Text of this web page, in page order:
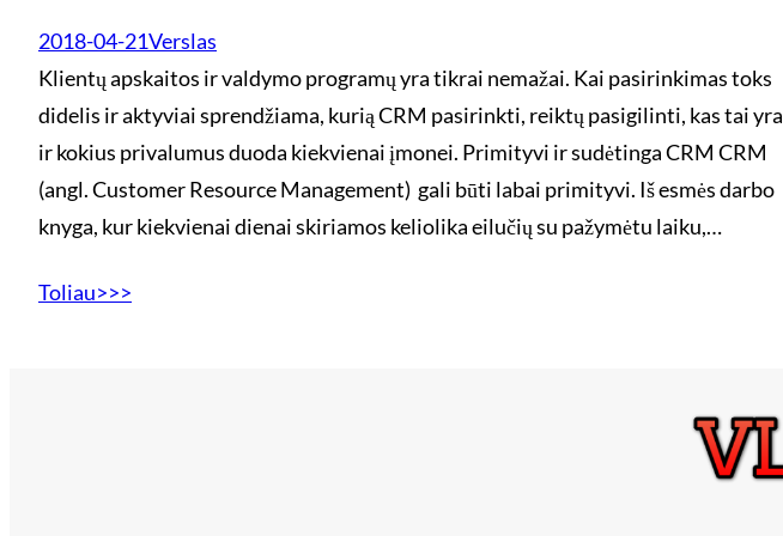
2018-04-21Verslas
Klientų apskaitos ir valdymo programų yra tikrai nemažai. Kai pasirinkimas toks
didelis ir aktyviai sprendžiama, kurią CRM pasirinkti, reiktų pasigilinti, kas tai yra
ir kokius privalumus duoda kiekvienai įmonei. Primityvi ir sudėtinga CRM CRM
(angl. Customer Resource Management) gali būti labai primityvi. Iš esmės darbo
knyga, kur kiekvienai dienai skiriamos keliolika eilučių su pažymėtu laiku,…
Toliau>>>